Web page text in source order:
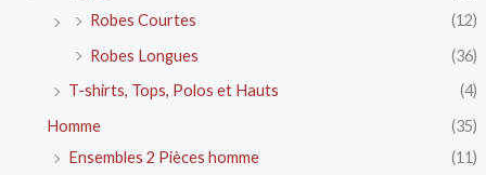
Robes Courtes
(12)
Robes Longues
(36)
T-shirts, Tops, Polos et Hauts
(4)
Homme
(35)
Ensembles 2 Pièces homme
(11)